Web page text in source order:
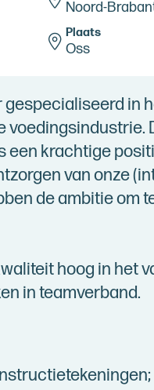
Noord-
Plaats
Oss
in
krachtige
van onze
de ambitie om
hoog in het
in teamverband.